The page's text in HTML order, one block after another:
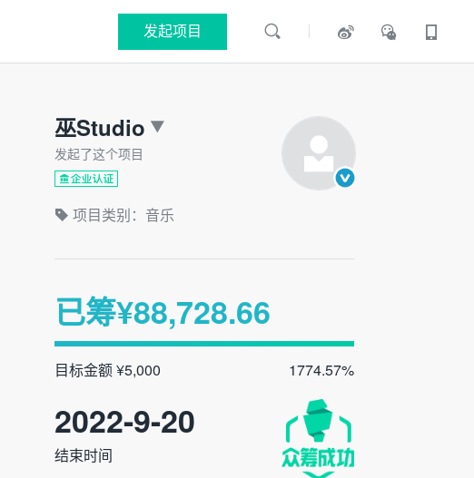
发起项目
巫Studio
发起了这个项目
项目类别：音乐
已筹¥88,728.66
目标金额 ¥5,000 1774.57%
2022-9-20
结束时间